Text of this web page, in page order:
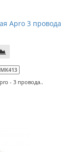
Apro 3 провода
- 3 провода..